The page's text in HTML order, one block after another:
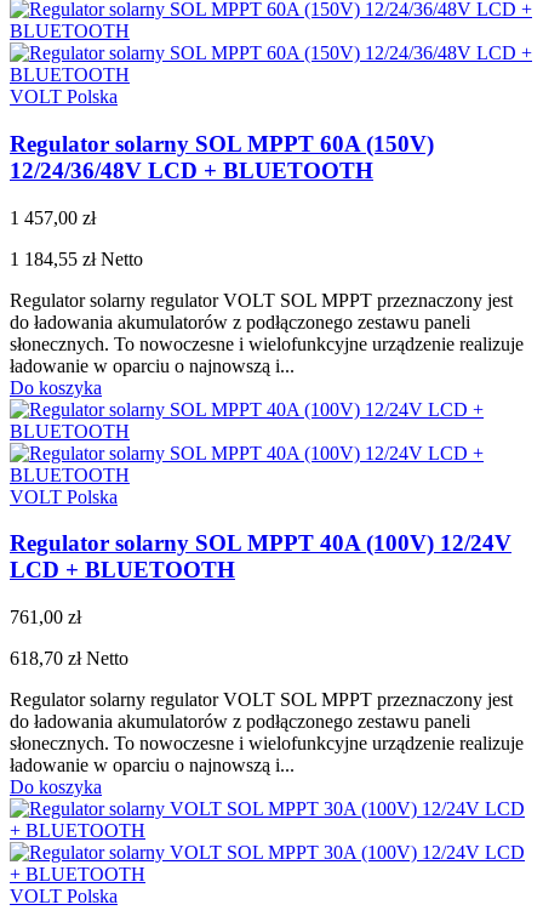
VOLT Polska
Regulator solarny SOL MPPT 60A (150V)
12/24/36/48V LCD + BLUETOOTH
1 457,00 zł
1 184,55 złNetto
Regulator solarny regulator VOLT SOL MPPT przeznaczony jest
do ładowania akumulatorów z podłączonego zestawu paneli
słonecznych. To nowoczesne i wielofunkcyjne urządzenie realizuje
ładowanie w oparciu o najnowszą i...
Do koszyka
VOLT Polska
Regulator solarny SOL MPPT 40A (100V) 12/24V
LCD + BLUETOOTH
761,00 zł
618,70 złNetto
Regulator solarny regulator VOLT SOL MPPT przeznaczony jest
do ładowania akumulatorów z podłączonego zestawu paneli
słonecznych. To nowoczesne i wielofunkcyjne urządzenie realizuje
ładowanie w oparciu o najnowszą i...
Do koszyka
VOLT Polska